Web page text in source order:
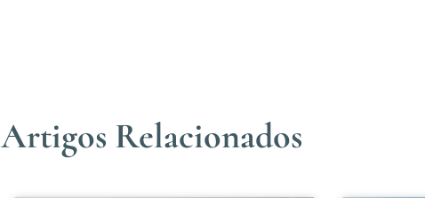
Artigos Relacionados